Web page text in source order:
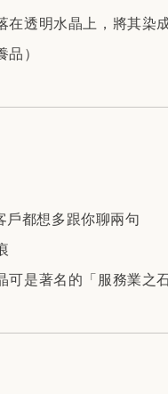
透明水晶上，將其染
）
戶都想多跟你聊兩句
可是著名的「服務業之